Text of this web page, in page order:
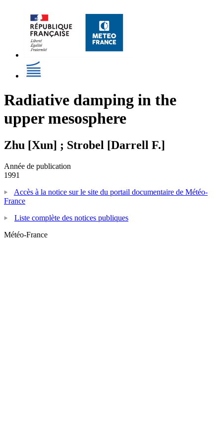
Radiative damping in the
upper mesosphere
Zhu [Xun] ; Strobel [Darrell F.]
Année de publication
1991
Accès à la notice sur le site du portail documentaire de Météo-
France
Liste complète des notices publiques
Météo-France